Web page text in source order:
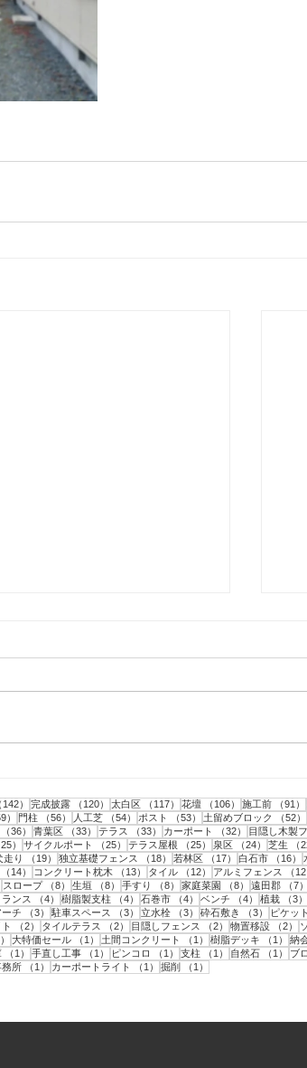
しフェンス工事・2
隠
142） 142件の記事
完成披露 （120） 120件の記事
太白区 （117） 117件の記事
花壇 （106） 106件の記事
施工前 （91）
） 59件の記事
門柱 （56） 56件の記事
人工芝 （54） 54件の記事
ポスト （53） 53件の記事
土留めブロック （52）
事
（36） 36件の記事
青葉区 （33） 33件の記事
テラス （33） 33件の記事
カーポート （32） 32件の記事
目隠し木製
25） 25件の記事
サイクルポート （25） 25件の記事
テラス屋根 （25） 25件の記事
泉区 （24） 24件の
芝生 （
件の記事
走り （19） 19件の記事
独立基礎フェンス （18） 18件の記事
若林区 （17） 17件の記事
白石市 （16）
事
（14） 14件の記事
コンクリート枕木 （13） 13件の記事
タイル （12） 12件の記事
アルミフェンス （12
9件の記事
スロープ （8） 8件の記事
生垣 （8） 8件の記事
手すり （8） 8件の記事
家庭菜園 （8） 8件の記事
遠田郡 （7）
事ンス （4） 4件の記事
樹脂製支柱 （4） 4件の記事
石巻市 （4） 4件の記事
ベンチ （4） 4件の記事
植栽 （3）
チ （3） 3件の記事
駐車スペース （3） 3件の記事
立水栓 （3） 3件の記事
砕石敷き （3） 3件の記
ピケッ
（2） 2件の記事
タイルテラス （2） 2件の記事
目隠しフェンス （2） 2件の記事
物置移設 （2）
2件の記事
大特価セール （1） 1件の記事
土間コンクリート （1） 1件の記事
樹脂デッキ （1） 1件
納
（1） 1件の記事
手直し工事 （1） 1件の記事
ピンコロ （1） 1件の記事
支柱 （1） 1件の記事
自然石 （1） 1件
ブ
事
務所 （1） 1件の記事
カーポートライト （1） 1件の記事
掘削 （1）